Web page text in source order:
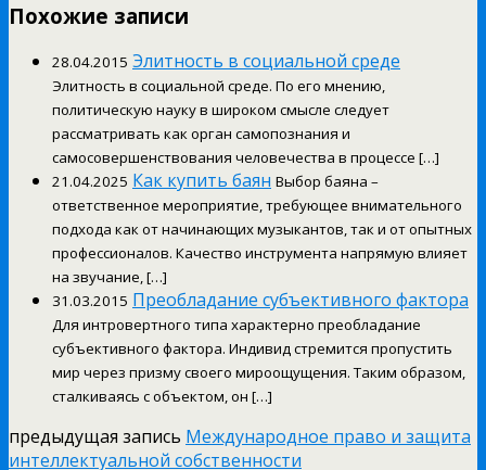
Похожие записи
28.04.2015 Элитность в социальной среде
Элитность в социальной среде. По его мнению,
политическую науку в широком смысле следует
рассматривать как орган самопознания и
самосовершенствования человечества в процессе […]
21.04.2025 Как купить баян Выбор баяна –
ответственное мероприятие, требующее внимательного
подхода как от начинающих музыкантов, так и от опытных
профессионалов. Качество инструмента напрямую влияет
на звучание, […]
31.03.2015 Преобладание субъективного фактора
Для интровертного типа характерно преобладание
субъективного фактора. Индивид стремится пропустить
мир через призму своего мироощущения. Таким образом,
сталкиваясь с объектом, он […]
предыдущая запись Международное право и защита
интеллектуальной собственности